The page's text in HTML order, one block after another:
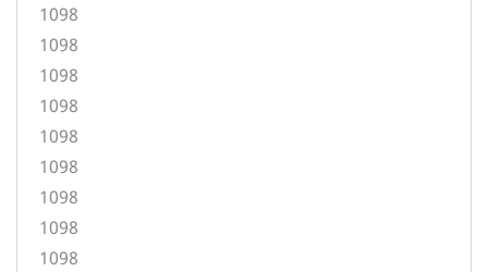
1098
1098
1098
1098
1098
1098
1098
1098
1098